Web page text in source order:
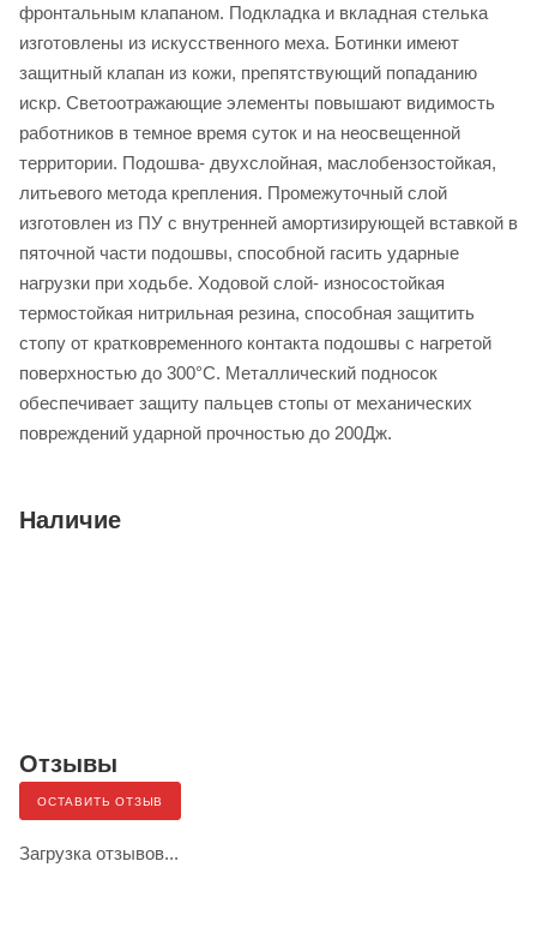
фронтальным клапаном. Подкладка и вкладная стелька
изготовлены из искусственного меха. Ботинки имеют
защитный клапан из кожи, препятствующий попаданию
искр. Светоотражающие элементы повышают видимость
работников в темное время суток и на неосвещенной
территории. Подошва- двухслойная, маслобензостойкая,
литьевого метода крепления. Промежуточный слой
изготовлен из ПУ с внутренней амортизирующей вставкой в
пяточной части подошвы, способной гасить ударные
нагрузки при ходьбе. Ходовой слой- износостойкая
термостойкая нитрильная резина, способная защитить
стопу от кратковременного контакта подошвы с нагретой
поверхностью до 300°С. Металлический подносок
обеспечивает защиту пальцев стопы от механических
повреждений ударной прочностью до 200Дж.
Наличие
Отзывы
ОСТАВИТЬ ОТЗЫВ
Загрузка отзывов...